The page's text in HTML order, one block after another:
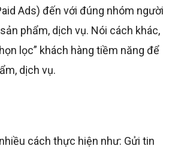
Ads) đến với đúng nhóm người
phẩm, dịch vụ. Nói cách khác,
lọc” khách hàng tiềm năng để
dịch vụ.
cách thực hiện như: Gửi tin